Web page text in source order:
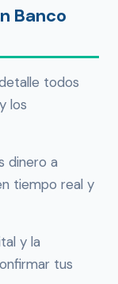
Banco
todos
los
dinero a
tiempo real y
y la
tus